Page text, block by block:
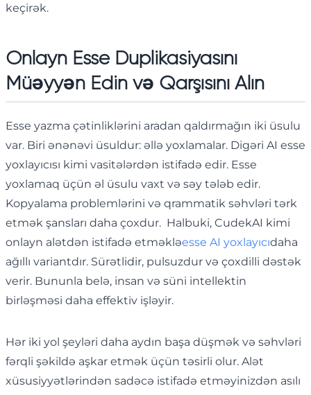
keçirək.
Onlayn Esse Duplikasiyasını
Müəyyən Edin və Qarşısını Alın
Esse yazma çətinliklərini aradan qaldırmağın iki üsulu
var. Biri ənənəvi üsuldur: əllə yoxlamalar. Digəri AI esse
yoxlayıcısı kimi vasitələrdən istifadə edir. Esse
yoxlamaq üçün əl üsulu vaxt və səy tələb edir.
Kopyalama problemlərini və qrammatik səhvləri tərk
etmək şansları daha çoxdur. Halbuki, CudekAI kimi
onlayn alətdən istifadə etməkləesse AI yoxlayıcıdaha
ağıllı variantdır. Sürətlidir, pulsuzdur və çoxdilli dəstək
verir. Bununla belə, insan və süni intellektin
birləşməsi daha effektiv işləyir.
Hər iki yol şeyləri daha aydın başa düşmək və səhvləri
fərqli şəkildə aşkar etmək üçün təsirli olur. Alət
xüsusiyyətlərindən sadəcə istifadə etməyinizdən asılı